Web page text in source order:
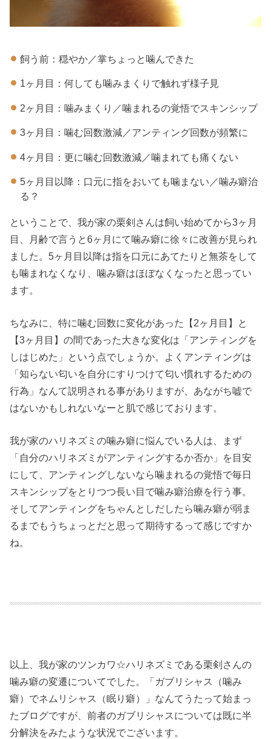
飼う前：穏やか／掌ちょっと噛んできた
1ヶ月目：何しても噛みまくりで触れず様子見
2ヶ月目：噛みまくり／噛まれるの覚悟でスキンシップ
3ヶ月目：噛む回数激減／アンティング回数が頻繁に
4ヶ月目：更に噛む回数激減／噛まれても痛くない
5ヶ月目以降：口元に指をおいても噛まない／噛み癖治
る？
ということで、我が家の栗剣さんは飼い始めてから3ヶ月
目、月齢で言うと6ヶ月にて噛み癖に徐々に改善が見られ
ました。5ヶ月目以降は指を口元にあてたりと無茶をして
も噛まれなくなり、噛み癖はほぼなくなったと思ってい
ます。
ちなみに、特に噛む回数に変化があった【2ヶ月目】と
【3ヶ月目】の間であった大きな変化は「アンティングを
しはじめた」という点でしょうか。よくアンティングは
「知らない匂いを自分にすりつけて匂い慣れするための
行為」なんて説明される事がありますが、あながち嘘で
はないかもしれないなーと肌で感じております。
我が家のハリネズミの噛み癖に悩んでいる人は、まず
「自分のハリネズミがアンティングするか否か」を目安
にして、アンティングしないなら噛まれるの覚悟で毎日
スキンシップをとりつつ長い目で噛み癖治療を行う事。
そしてアンティングをちゃんとしだしたら噛み癖が弱ま
るまでもうちょっとだと思って期待するって感じですか
ね。
以上、我が家のツンカワ☆ハリネズミである栗剣さんの
噛み癖の変遷についてでした。「ガブリシャス（噛み
癖）でネムリシャス（眠り癖）」なんてうたって始まっ
たブログですが、前者のガブリシャスについては既に半
分解決をみたような状況でございます。